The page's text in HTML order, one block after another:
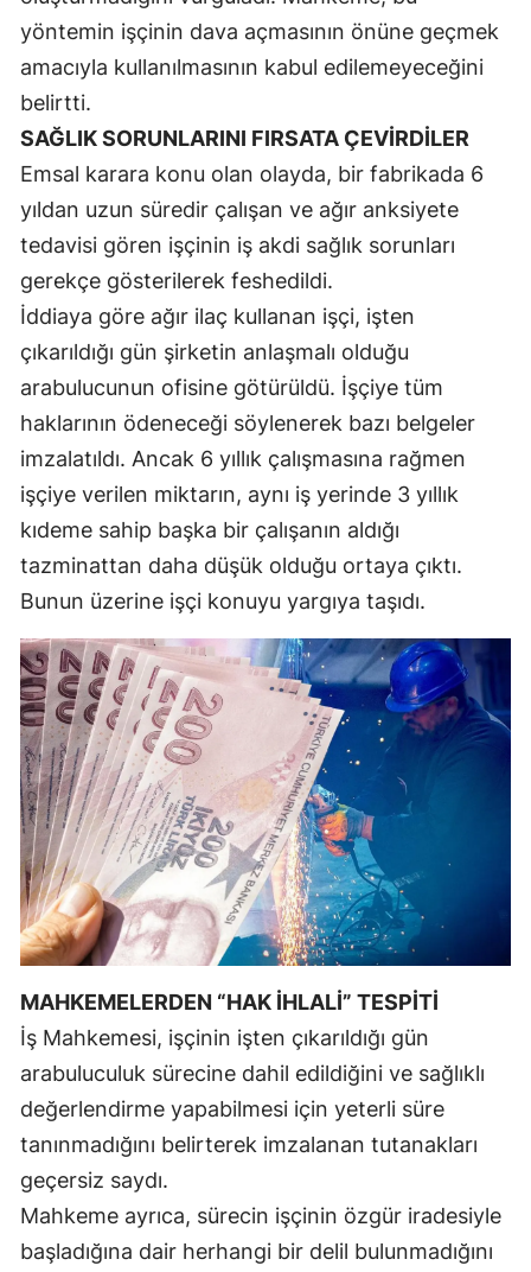
Malatya
Manisa
Kahramanmaraş
Mardin
Nevşehir
Niğde
Ordu
Rize
Sakarya
Samsun
Sinop
Sivas
Tekirdağ
Tokat
Trabzon
Tunceli
Şanlıurfa
Uşak
Van
Yozgat
Zonguldak
Aksaray
Bayburt
yöntemin işçinin dava açmasının önüne geçmek
amacıyla kullanılmasının kabul edilemeyeceğini
belirtti.
SAĞLIK SORUNLARINI FIRSATA ÇEVİRDİLER
Emsal karara konu olan olayda, bir fabrikada 6
yıldan uzun süredir çalışan ve ağır anksiyete
tedavisi gören işçinin iş akdi sağlık sorunları
gerekçe gösterilerek feshedildi.
İddiaya göre ağır ilaç kullanan işçi, işten
çıkarıldığı gün şirketin anlaşmalı olduğu
arabulucunun ofisine götürüldü. İşçiye tüm
haklarının ödeneceği söylenerek bazı belgeler
imzalatıldı. Ancak 6 yıllık çalışmasına rağmen
işçiye verilen miktarın, aynı iş yerinde 3 yıllık
kıdeme sahip başka bir çalışanın aldığı
tazminattan daha düşük olduğu ortaya çıktı.
Bunun üzerine işçi konuyu yargıya taşıdı.
MAHKEMELERDEN “HAK İHLALİ” TESPİTİ
İş Mahkemesi, işçinin işten çıkarıldığı gün
arabuluculuk sürecine dahil edildiğini ve sağlıklı
değerlendirme yapabilmesi için yeterli süre
tanınmadığını belirterek imzalanan tutanakları
geçersiz saydı.
Mahkeme ayrıca, sürecin işçinin özgür iradesiyle
başladığına dair herhangi bir delil bulunmadığını